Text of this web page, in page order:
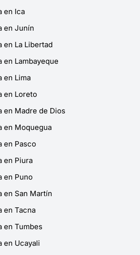
en Ica
en Junín
en La Libertad
en Lambayeque
en Lima
en Loreto
en Madre de Dios
en Moquegua
en Pasco
en Piura
en Puno
en San Martín
en Tacna
en Tumbes
en Ucayali